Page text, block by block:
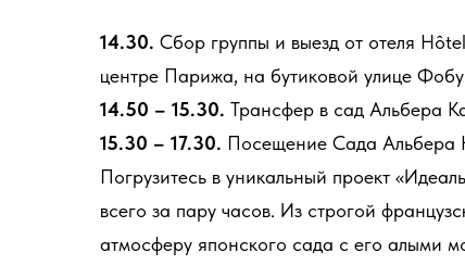
14.30. Сбор группы и выезд от отеля
центре Парижа, на бутиковой улице
14.50 – 15.30. Трансфер в сад Альбера
15.30 – 17.30. Посещение Сада Альбера
Погрузитесь в уникальный проект
всего за пару часов. Из строгой
атмосферу японского сада с его алыми